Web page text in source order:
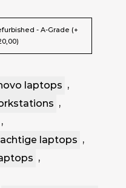
- A-Grade (+
laptops ,
,
,
laptops ,
,